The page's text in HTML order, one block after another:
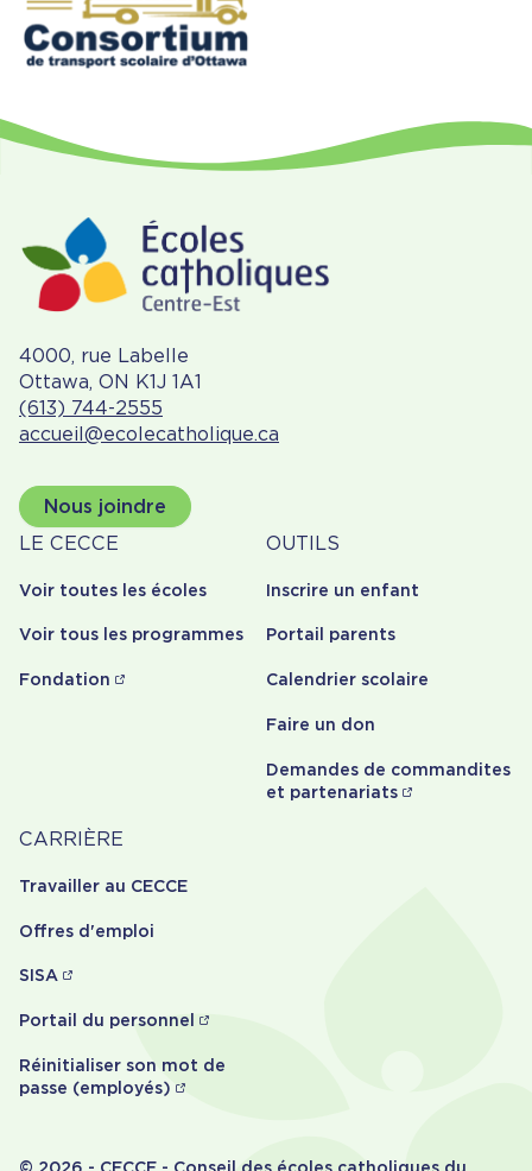
4000, rue Labelle
Ottawa, ON K1J 1A1
(613) 744-2555
accueil@ecolecatholique.ca
Nous joindre
À
propos
LE CECCE
Voir toutes les écoles
Voir tous les programmes
Fondation
Outils
OUTILS
Inscrire un enfant
Portail parents
Calendrier scolaire
Faire un don
Demandes de commandites
et partenariats
Carrière
CARRIÈRE
Travailler au CECCE
Offres d'emploi
SISA
Portail du personnel
Réinitialiser son mot de
passe (employés)